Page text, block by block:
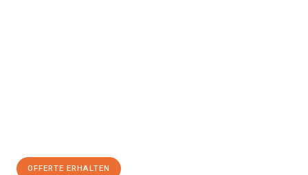
OFFERTE ERHALTEN